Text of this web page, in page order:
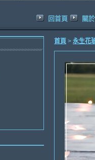
回首頁 關
首頁 > 永生花